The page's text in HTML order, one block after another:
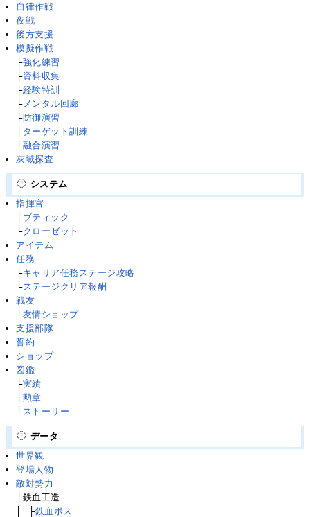
自律作戦
夜戦
後方支援
模擬作戦
├強化練習
├資料収集
├経験特訓
├メンタル回廊
├防御演習
├ターゲット訓練
└融合演習
灰域探査
システム
指揮官
├ブティック
└クローゼット
アイテム
任務
├キャリア任務ステージ攻略
└ステージクリア報酬
戦友
└友情ショップ
支援部隊
誓約
ショップ
図鑑
├実績
├勲章
└ストーリー
データ
世界観
登場人物
敵対勢力
├鉄血工造
├鉄血ボス